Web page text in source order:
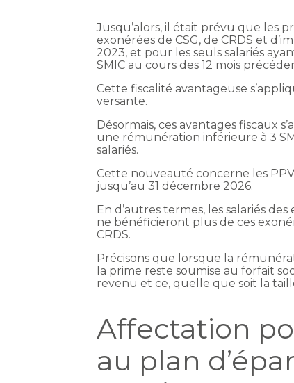
Jusqu’alors, il était prévu que les
exonérées de CSG, de CRDS et
2023, et pour les seuls salariés
SMIC au cours des 12 mois
Cette fiscalité avantageuse
versante.
Désormais, ces avantages fiscaux
une rémunération inférieure à 3
salariés.
Cette nouveauté concerne les
jusqu’au 31 décembre 2026.
En d’autres termes, les salariés
ne bénéficieront plus de ces
CRDS.
Précisons que lorsque la
la prime reste soumise au forfait
revenu et ce, quelle que soit la
Affectation
au plan